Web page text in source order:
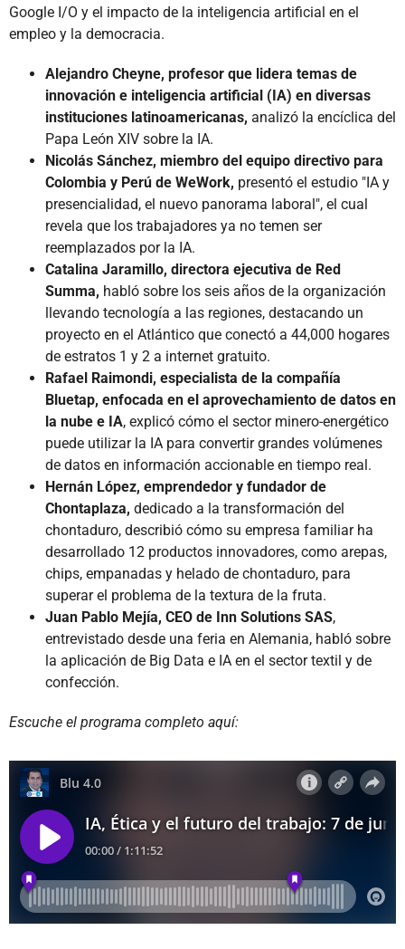
Google I/O y el impacto de la inteligencia artificial en el
empleo y la democracia.
Alejandro Cheyne, profesor que lidera temas de
innovación e inteligencia artificial (IA) en diversas
instituciones latinoamericanas, analizó la encíclica del
Papa León XIV sobre la IA.
Nicolás Sánchez, miembro del equipo directivo para
Colombia y Perú de WeWork, presentó el estudio "IA y
presencialidad, el nuevo panorama laboral", el cual
revela que los trabajadores ya no temen ser
reemplazados por la IA.
Catalina Jaramillo, directora ejecutiva de Red
Summa, habló sobre los seis años de la organización
llevando tecnología a las regiones, destacando un
proyecto en el Atlántico que conectó a 44,000 hogares
de estratos 1 y 2 a internet gratuito.
Rafael Raimondi, especialista de la compañía
Bluetap, enfocada en el aprovechamiento de datos en
la nube e IA, explicó cómo el sector minero-energético
puede utilizar la IA para convertir grandes volúmenes
de datos en información accionable en tiempo real.
Hernán López, emprendedor y fundador de
Chontaplaza, dedicado a la transformación del
chontaduro, describió cómo su empresa familiar ha
desarrollado 12 productos innovadores, como arepas,
chips, empanadas y helado de chontaduro, para
superar el problema de la textura de la fruta.
Juan Pablo Mejía, CEO de Inn Solutions SAS,
entrevistado desde una feria en Alemania, habló sobre
la aplicación de Big Data e IA en el sector textil y de
confección.
Escuche el programa completo aquí: